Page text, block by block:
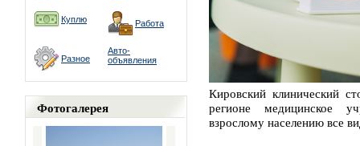
Куплю Работа
Разное
Авто-
объявления
Фотогалерея
Кировский клинический
регионе медицинское
взрослому населению все